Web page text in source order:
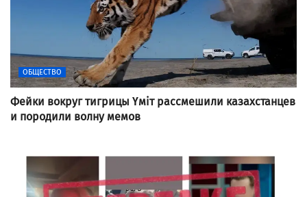
ОБЩЕСТВО
Фейки вокруг тигрицы Үміт рассмешили казахстанцев
и породили волну мемов